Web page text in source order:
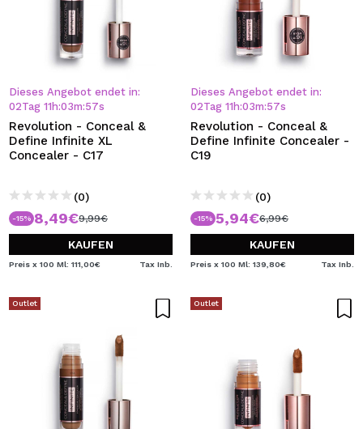
Dieses Angebot endet in:
02Tag 11 h:03m:57s
Revolution - Conceal &
Define Infinite XL
Concealer - C17
(0)
-15% 8,49€9,99€
KAUFEN
Preis x 100 Ml: 111,00€ Tax Inb.
Dieses Angebot endet in:
02Tag 11 h:03m:57s
Revolution - Conceal &
Define Infinite Concealer -
C19
(0)
-15% 5,94€6,99€
KAUFEN
Preis x 100 Ml: 139,80€ Tax Inb.
Outlet Outlet